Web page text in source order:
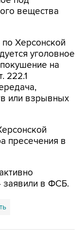
Херсонской
на
222.1
или взрывных